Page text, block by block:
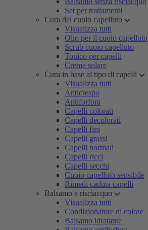
Set per trattamenti
Cura del cuoio capelluto
Visualizza tutti
Olio per il cuoio capelluto
Scrub cuoio capelluto
Tonico per capelli
Crema solare
Cura in base al tipo di capelli
Visualizza tutti
Anticrespo
Antiforfora
Capelli colorati
Capelli decolorati
Capelli fini
Capelli grassi
Capelli normali
Capelli ricci
Capelli secchi
Cuoio capelluto sensibile
Rimedi caduta capelli
Balsamo e risciacquo
Visualizza tutti
Condizionatore di colore
Balsamo idratante